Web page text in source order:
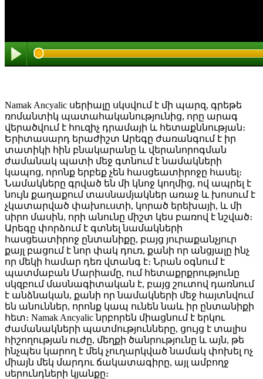
Namak Ancyalic սերիալը սկսվում է մի պարզ, գրեթե
ռոմանտիկ պատահականությունից, որը արագ
վերածվում է հուզիչ դրամայի և հետաքննության։
Երիտասարդ երաժիշտ Արեգը ժառանգում է իր
տատիկի հին բնակարանը և վերանորոգման
ժամանակ պատի մեջ գտնում է նամակների
կապոց, որոնք երբեք չեն հասցեատիրոջը հասել։
Նամակները գրված են մի կնոջ կողմից, ով ապրել է
նույն քաղաքում տասնամյակներ առաջ և խոսում է
չկատարված փախուստի, կորած երեխայի, և մի
սիրո մասին, որի անունը միշտ կես բառով է նշված։
Արեգը փորձում է գտնել նամակների
հասցեատիրոջ ընտանիքը, բայց յուրաքանչյուր
քայլ բացում է նոր փակ դուռ, քանի որ անցյալը ինչ
որ մեկի համար դեռ վտանգ է։ Նրան օգնում է
պատմաբան Մարիամը, ում հետաքրքրությունը
սկզբում մասնագիտական է, բայց շուտով դառնում
է անձնական, քանի որ նամակների մեջ հայտնվում
են անուններ, որոնք կապ ունեն նաև իր ընտանիքի
հետ։ Namak Ancyalic նրբորեն միացնում է երկու
ժամանակների պատմությունները, ցույց է տալիս
հիշողության ուժը, մեղքի ծանրությունը և այն, թե
ինչպես կարող է մեկ չուղարկված նամակ փոխել ոչ
միայն մեկ մարդու ճակատագիրը, այլ ամբողջ
սերունդների կյանքը։